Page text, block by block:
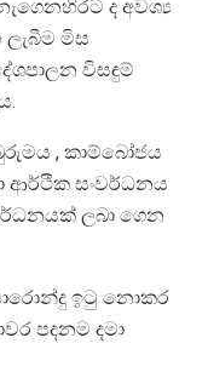
ද අවශ්‍ය
මිස
විසඳුම්
, කාම්බෝජය
ආර්ථික සංවර්ධනය
ලබා ගෙන
ඉටු නොකර
පදනම දමා